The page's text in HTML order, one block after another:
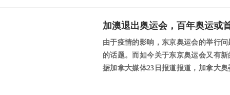
由于疫情的影响，东京奥运会的举行
的话题。而如今关于东京奥运会又有
据加拿大媒体23日报道报道，加拿大